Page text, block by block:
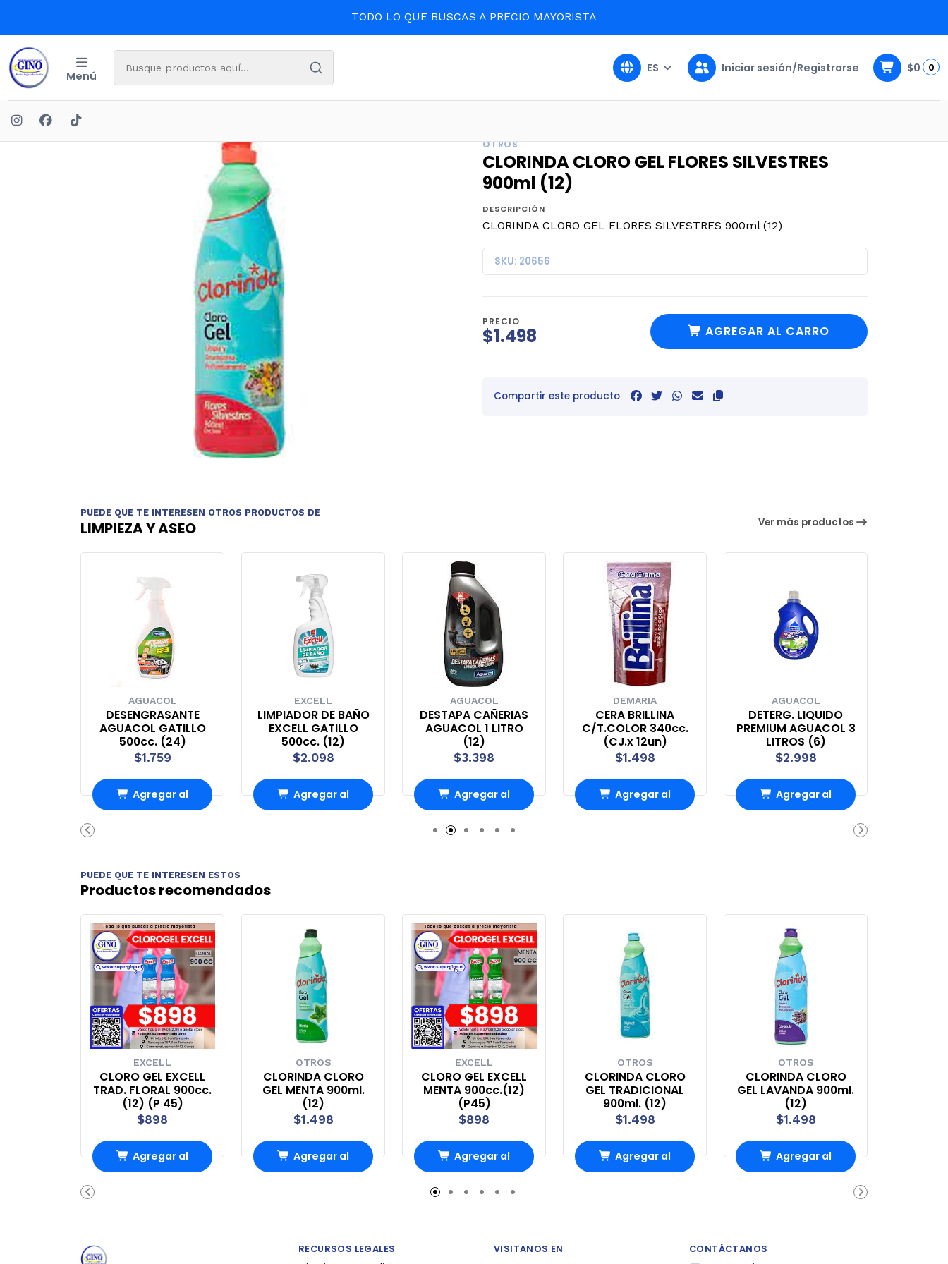
TODO LO QUE BUSCAS A PRECIO MAYORISTA
Menú
ES Iniciar sesión/Registrarse $0 0
OTROS
CLORINDA CLORO GEL FLORES SILVESTRES
900ml (12)
DESCRIPCIÓN
CLORINDA CLORO GEL FLORES SILVESTRES 900ml (12)
SKU: 20656
PRECIO
$1.498 AGREGAR AL CARRO
Compartir este producto
PUEDE QUE TE INTERESEN OTROS PRODUCTOS DE
LIMPIEZA Y ASEO Ver más productos
AGUACOL
DESENGRASANTE
AGUACOL GATILLO
500cc. (24)
$1.759
Agregar al
EXCELL
LIMPIADOR DE BAÑO
EXCELL GATILLO
500cc. (12)
$2.098
Agregar al
AGUACOL
DESTAPA CAÑERIAS
AGUACOL 1 LITRO
(12)
$3.398
Agregar al
carrito
DEMARIA
CERA BRILLINA
C/T.COLOR 340cc.
(CJ.x 12un)
$1.498
Agregar al
AGUACOL
DETERG. LIQUIDO
PREMIUM AGUACOL 3
LITROS (6)
$2.998
Agregar al
PUEDE QUE TE INTERESEN ESTOS
Productos recomendados
EXCELL
CLORO GEL EXCELL
TRAD. FLORAL 900cc.
(12) (P 45)
$898
Agregar al
OTROS
CLORINDA CLORO
GEL MENTA 900ml.
(12)
$1.498
Agregar al
EXCELL
CLORO GEL EXCELL
MENTA 900cc.(12)
(P45)
$898
Agregar al
carrito
OTROS
CLORINDA CLORO
GEL TRADICIONAL
900ml. (12)
$1.498
Agregar al
OTROS
CLORINDA CLORO
GEL LAVANDA 900ml.
(12)
$1.498
Agregar al
RECURSOS LEGALES VISITANOS EN CONTÁCTANOS